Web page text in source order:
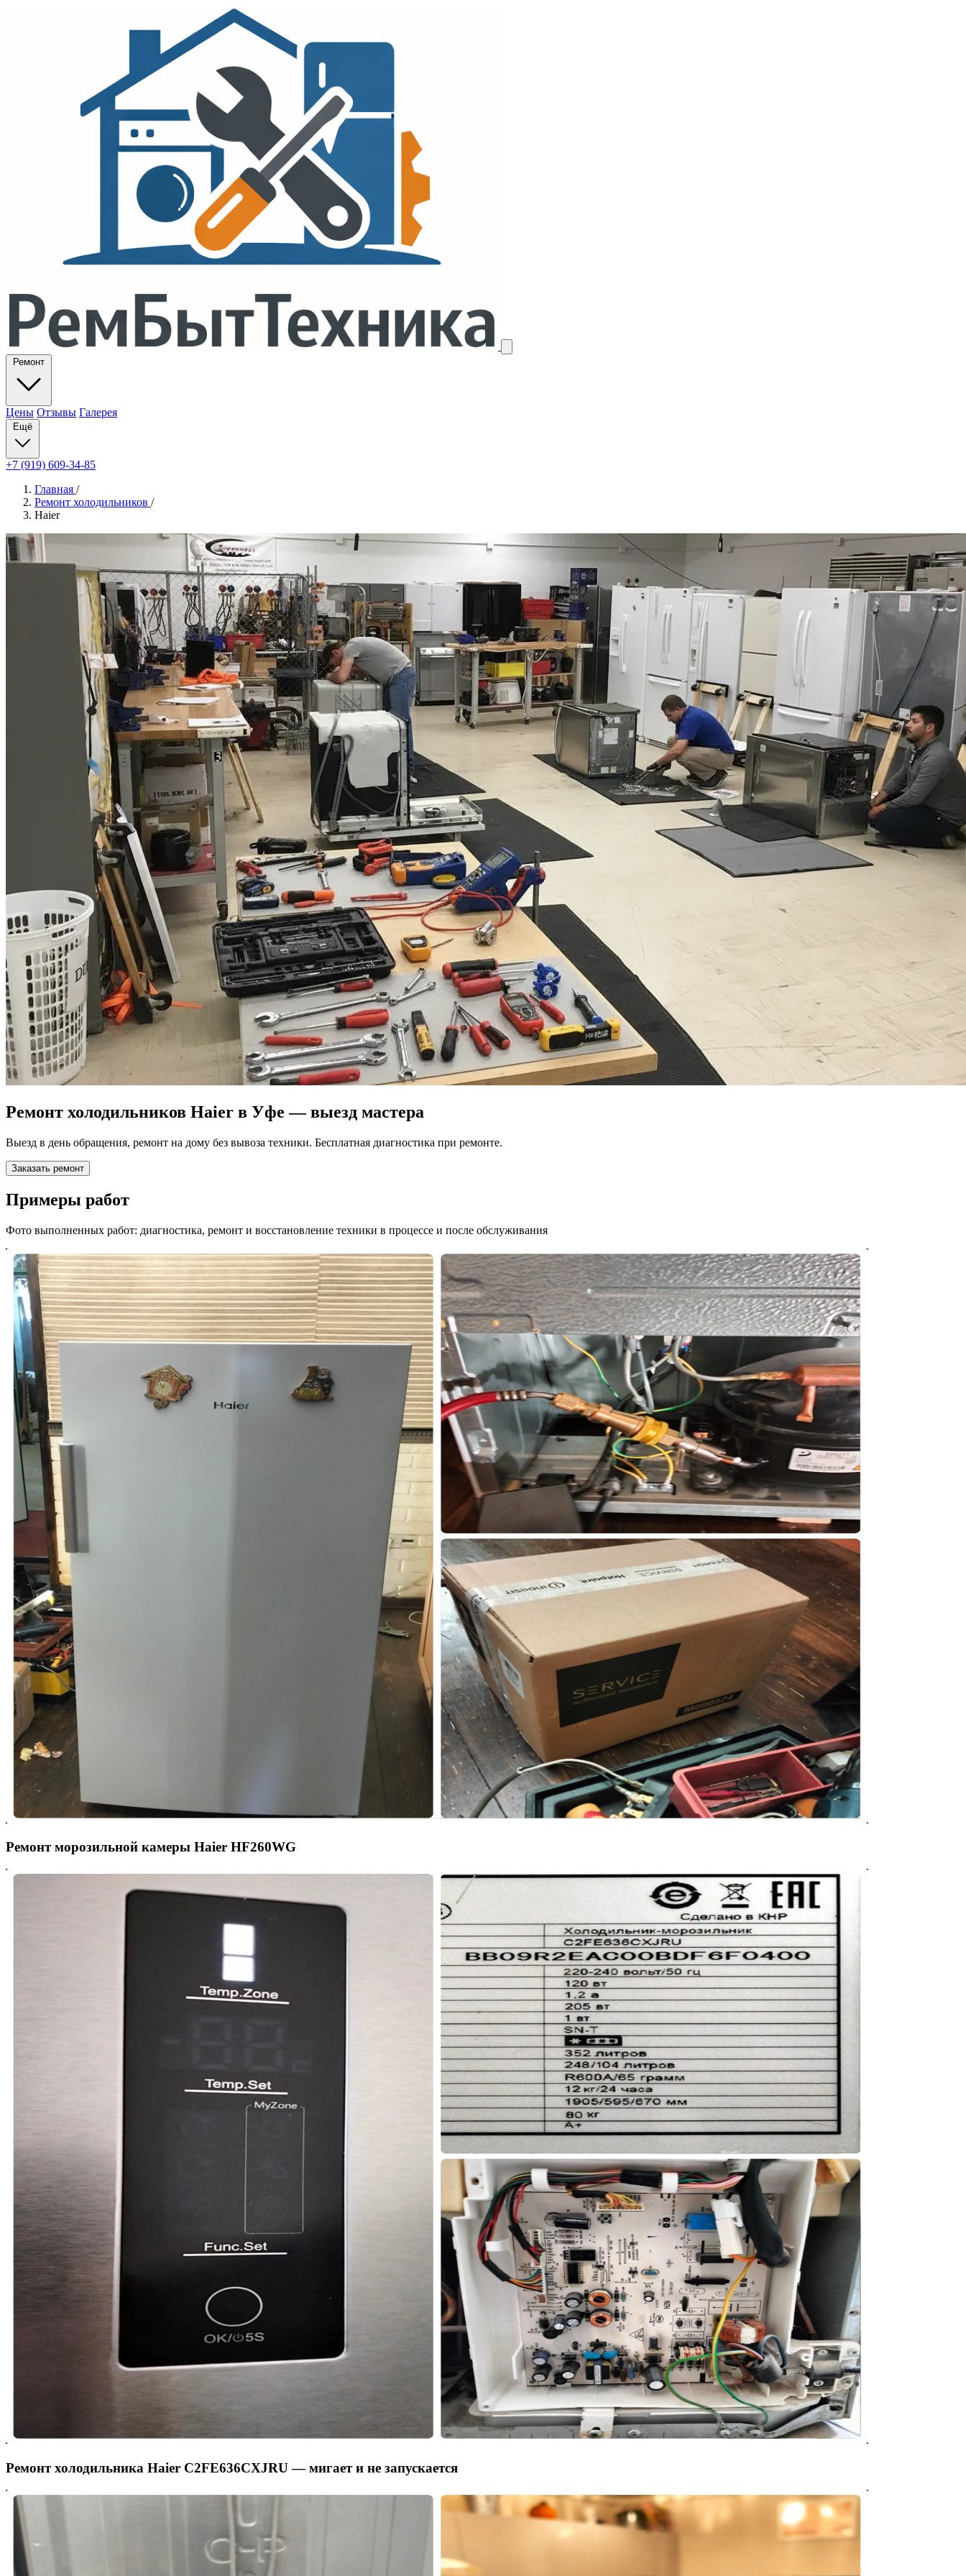
Ремонт
Цены Отзывы Галерея
Ещё
+7 (919) 609-34-85
Главная /
Ремонт холодильников /
Haier
Ремонт холодильников Haier в Уфе — выезд мастера
Выезд в день обращения, ремонт на дому без вывоза техники. Бесплатная диагностика при ремонте.
Заказать ремонт
Примеры работ
Фото выполненных работ: диагностика, ремонт и восстановление техники в процессе и после обслуживания
Ремонт морозильной камеры Haier HF260WG
Ремонт холодильника Haier C2FE636CXJRU — мигает и не запускается